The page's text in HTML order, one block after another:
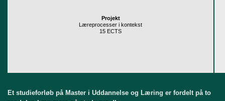
Projekt
Læreprocesser i kontekst
15 ECTS
Et studieforløb på Master i Uddannelse og Læring er fordelt på to